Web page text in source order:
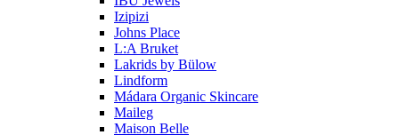
Izipizi
Johns Place
L:A Bruket
Lakrids by Bülow
Lindform
Mádara Organic Skincare
Maileg
Maison Belle